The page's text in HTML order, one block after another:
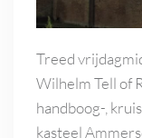
Treed
Wilhelm Tell of
handboog-,
kasteel